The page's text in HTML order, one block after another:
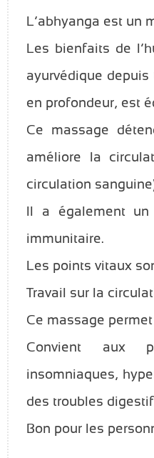
L’abhyanga est un
Les bienfaits de
ayurvédique
en profondeur, est
Ce massage
améliore la
circulation
Il a également
immunitaire.
Les points vitaux
Travail sur la
Ce massage
Convient aux
insomniaques,
des troubles
Bon pour les